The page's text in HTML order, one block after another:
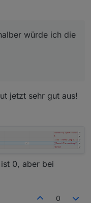
schon!
würde ich die
jetzt sehr gut aus!
0, aber bei
0